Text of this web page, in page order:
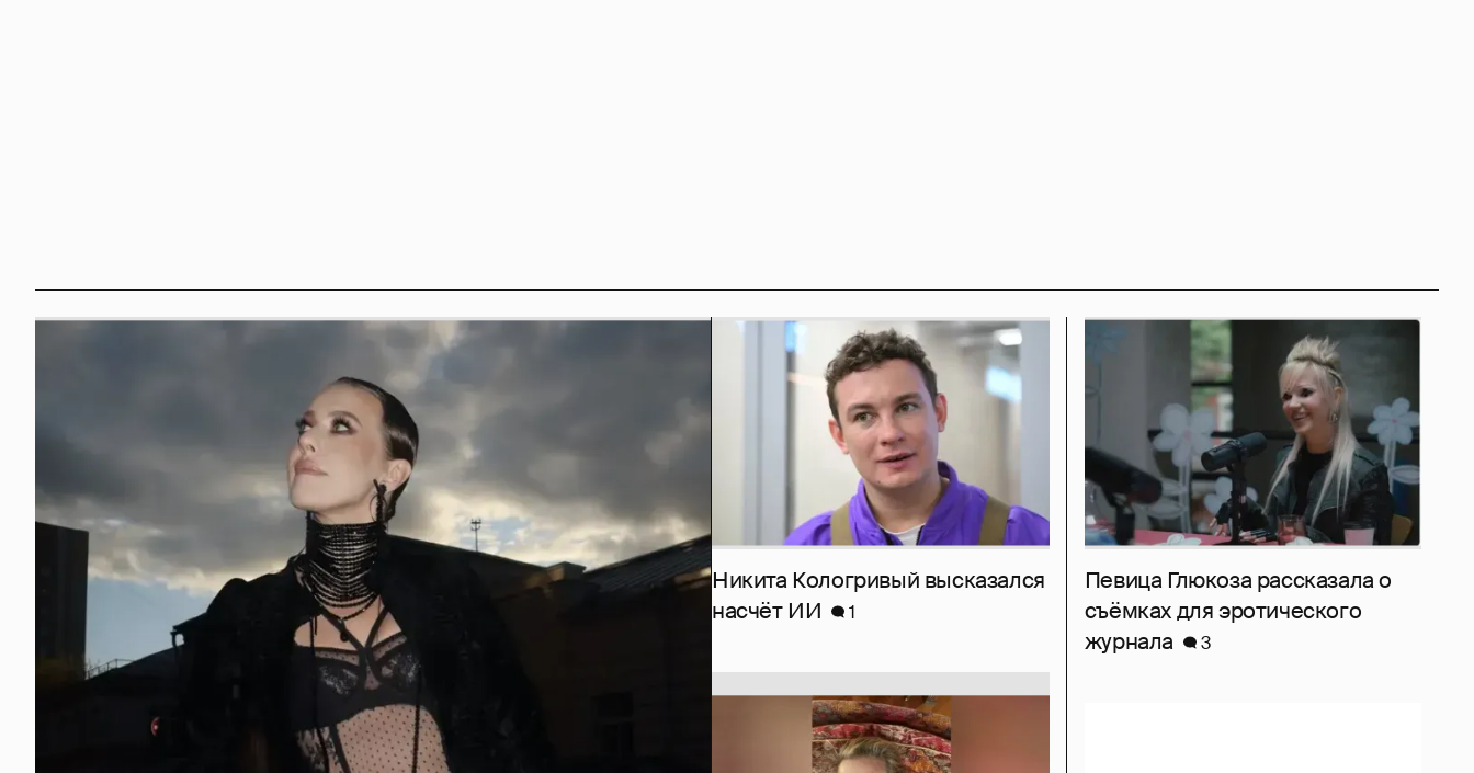
Никита Кологривый высказался
насчёт ИИ
1
Певица Глюкоза рассказала о
съёмках для эротического
журнала
3